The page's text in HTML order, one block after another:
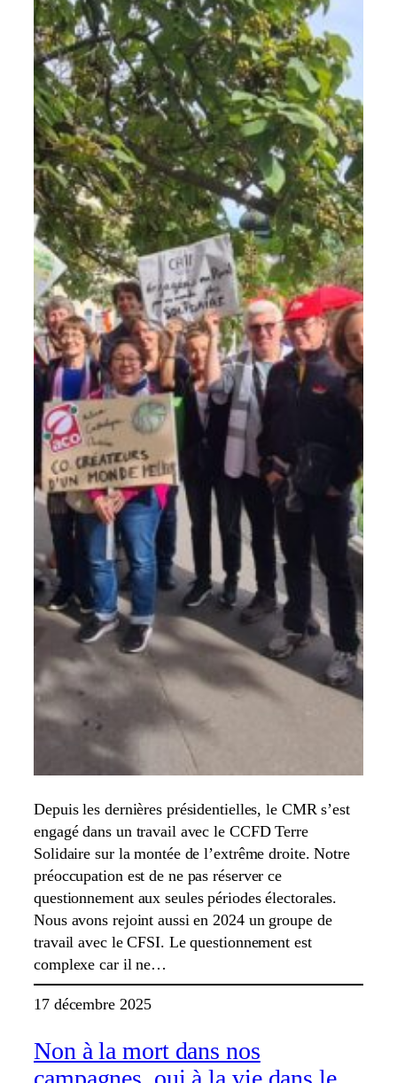
Depuis les dernières présidentielles, le CMR s’est
engagé dans un travail avec le CCFD Terre
Solidaire sur la montée de l’extrême droite. Notre
préoccupation est de ne pas réserver ce
questionnement aux seules périodes électorales.
Nous avons rejoint aussi en 2024 un groupe de
travail avec le CFSI. Le questionnement est
complexe car il ne…
17 décembre 2025
Non à la mort dans nos